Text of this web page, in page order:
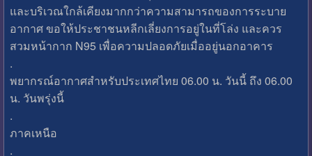
และบริเวณใกล้เคียงมากกว่าความสามารถของการระบาย
อากาศ ขอให้ประชาชนหลีกเลี่ยงการอยู่ในที่โล่ง และควร
สวมหน้ากาก N95 เพื่อความปลอดภัยเมื่ออยู่นอกอาคาร
.
พยากรณ์อากาศสำหรับประเทศไทย 06.00 น. วันนี้ ถึง 06.00
น. วันพรุ่งนี้
.
ภาคเหนือ
.